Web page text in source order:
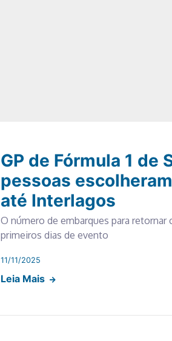
GP de Fórmula 1 de
pessoas
até Interlagos
O número de embarques para retornar
primeiros dias de evento
11/11/2025
Leia Mais